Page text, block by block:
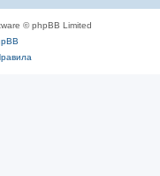
© phpBB Limited